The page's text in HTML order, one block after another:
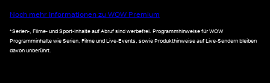
Noch mehr Informationen zu WOW Premium
*Serien-, Filme- und Sport-Inhalte auf Abruf sind werbefrei. Programmhinweise für WOW
Programminhalte wie Serien, Filme und Live-Events, sowie Produkthinweise auf Live-Sendern bleiben
davon unberührt.